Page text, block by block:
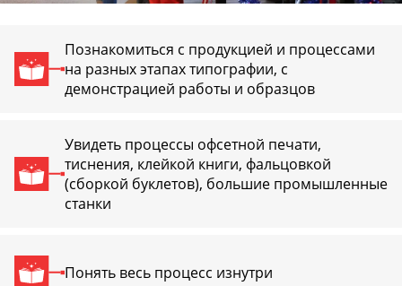
Познакомиться с продукцией и процессами
на разных этапах типографии, с
демонстрацией работы и образцов
Увидеть процессы офсетной печати,
тиснения, клейкой книги, фальцовкой
(сборкой буклетов), большие промышленные
станки
Понять весь процесс изнутри